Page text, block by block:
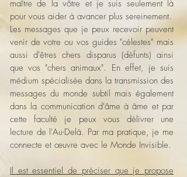
maître de la vôtre et je suis seulement là
pour vous aider à avancer plus sereinement.
Les messages que je peux recevoir peuvent
venir de votre ou vos guides "célestes" mais
aussi d'êtres chers disparus (défunts) ainsi
que vos "chers animaux". En effet, je suis
médium spécialisée dans la transmission des
messages du monde subtil mais également
dans la communication d'âme à âme et par
cette faculté je peux vous délivrer une
lecture de l'Au-Delà. Par ma pratique, je me
connecte et œuvre avec le Monde Invisible.
Il est essentiel de préciser que je propose